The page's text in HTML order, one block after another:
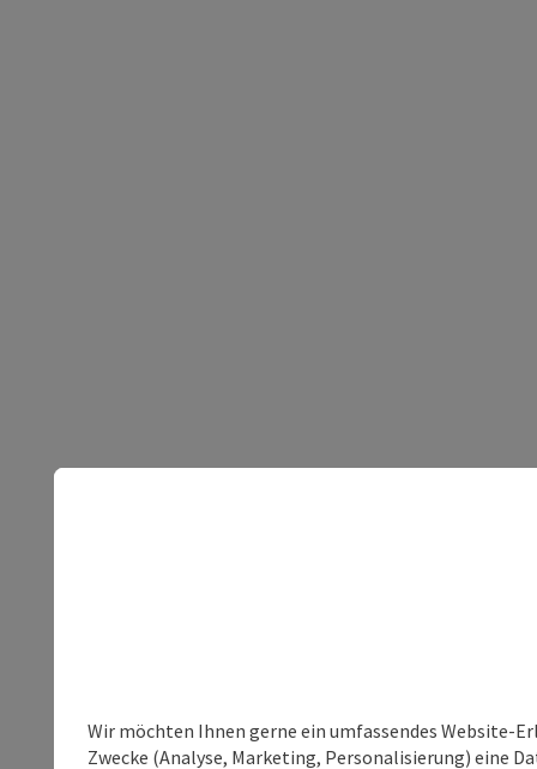
Wir möchten Ihnen gerne ein umfassendes Website-
Zwecke (Analyse, Marketing, Personalisierung) eine